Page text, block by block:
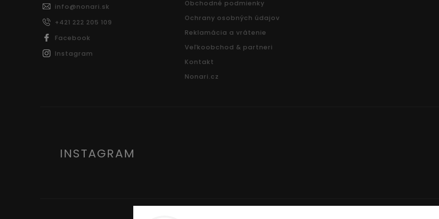
info@nonari.sk
+421 222 205 109
Facebook
Instagram
Obchodné podmienky
Ochrany osobných údajov
Reklamácia a vrátenie
Veľkoobchod & partneri
Kontakt
Nonari.cz
INSTAGRAM